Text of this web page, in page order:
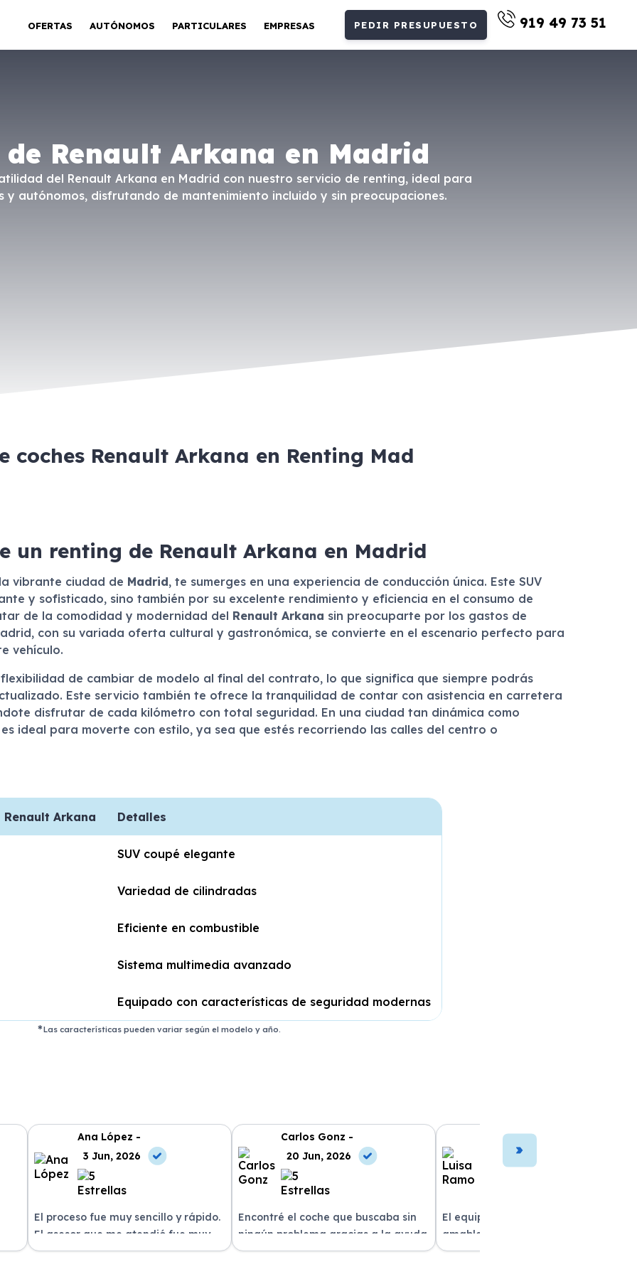
OFERTAS AUTÓNOMOS PARTICULARES EMPRESAS PEDIR PRESUPUESTO 919 49 73 51
Renault Arkana en Madrid
del Renault Arkana en Madrid con nuestro servicio de renting, ideal para
y autónomos, disfrutando de mantenimiento incluido y sin preocupaciones.
coches Renault Arkana en Renting Mad
un renting de Renault Arkana en Madrid
vibrante ciudad de Madrid, te sumerges en una experiencia de conducción única. Este SUV
y sofisticado, sino también por su excelente rendimiento y eficiencia en el consumo de
de la comodidad y modernidad del Renault Arkana sin preocuparte por los gastos de
con su variada oferta cultural y gastronómica, se convierte en el escenario perfecto para
vehículo.
de cambiar de modelo al final del contrato, lo que significa que siempre podrás
Este servicio también te ofrece la tranquilidad de contar con asistencia en carretera
disfrutar de cada kilómetro con total seguridad. En una ciudad tan dinámica como
ideal para moverte con estilo, ya sea que estés recorriendo las calles del centro o
Arkana Detalles
SUV coupé elegante
Variedad de cilindradas
Eficiente en combustible
Sistema multimedia avanzado
Equipado con características de seguridad modernas
Las características pueden variar según el modelo y año.
Ana López -
3 Jun, 2026
El proceso fue muy sencillo y rápido.
El asesor que me atendió fue muy
amable y me explicó todo con
Carlos Gonz -
20 Jun, 2026
Encontré el coche que buscaba sin
ningún problema gracias a la ayuda
del equipo. La atención al cliente fue
Luisa Ramo -
10 Jul, 2026
El equipo fue muy profesional y
amable durante todo el proceso. La
entrega del vehículo fue rapidísima